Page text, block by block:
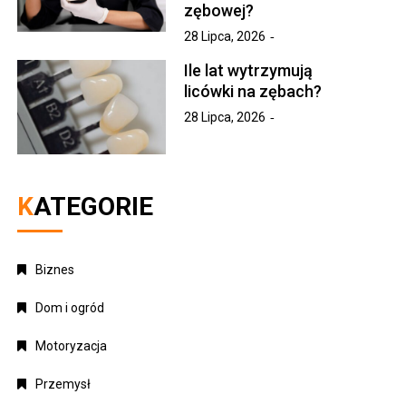
zębowej?
28 Lipca, 2026
Ile lat wytrzymują
licówki na zębach?
28 Lipca, 2026
KATEGORIE
Biznes
Dom i ogród
Motoryzacja
Przemysł